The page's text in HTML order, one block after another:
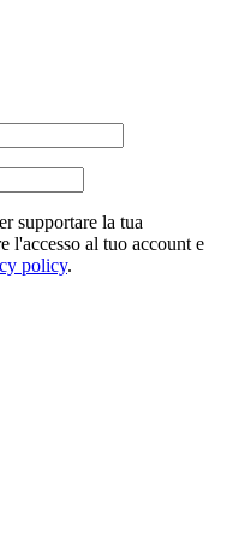
supportare la tua
l'accesso al tuo account e
policy.